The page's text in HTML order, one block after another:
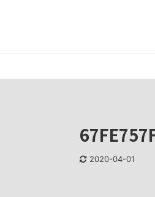
2020-04-01